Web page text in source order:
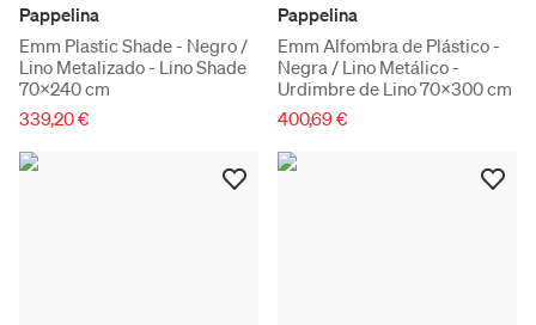
Pappelina
Emm Plastic Shade - Negro /
Lino Metalizado - Lino Shade
70x240 cm
339,20 €
Pappelina
Emm Alfombra de Plástico -
Negra / Lino Metálico -
Urdimbre de Lino 70x300 cm
400,69 €